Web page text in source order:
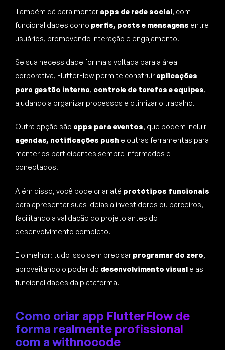
Também dá para montar apps de rede social, com
funcionalidades como perfis, posts e mensagens entre
usuários, promovendo interação e engajamento.
Se sua necessidade for mais voltada para a área
corporativa, FlutterFlow permite construir aplicações
para gestão interna, controle de tarefas e equipes,
ajudando a organizar processos e otimizar o trabalho.
Outra opção são apps para eventos, que podem incluir
agendas, notificações push e outras ferramentas para
manter os participantes sempre informados e
conectados.
Além disso, você pode criar até protótipos funcionais
para apresentar suas ideias a investidores ou parceiros,
facilitando a validação do projeto antes do
desenvolvimento completo.
E o melhor: tudo isso sem precisar programar do zero,
aproveitando o poder do desenvolvimento visual e as
funcionalidades da plataforma.
Como criar app FlutterFlow de
forma realmente profissional
com a withnocode